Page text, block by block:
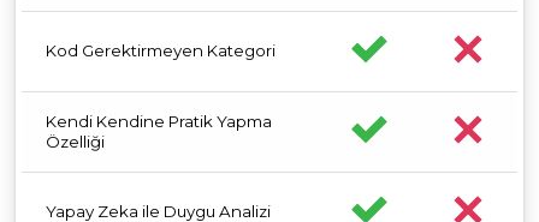
Kod Gerektirmeyen Kategori
Kendi Kendine Pratik Yapma
Özelliği
Yapay Zeka ile Duygu Analizi